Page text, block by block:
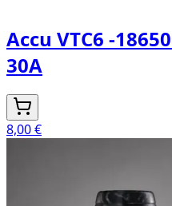
Accu VTC6 -
30A
8,00 €